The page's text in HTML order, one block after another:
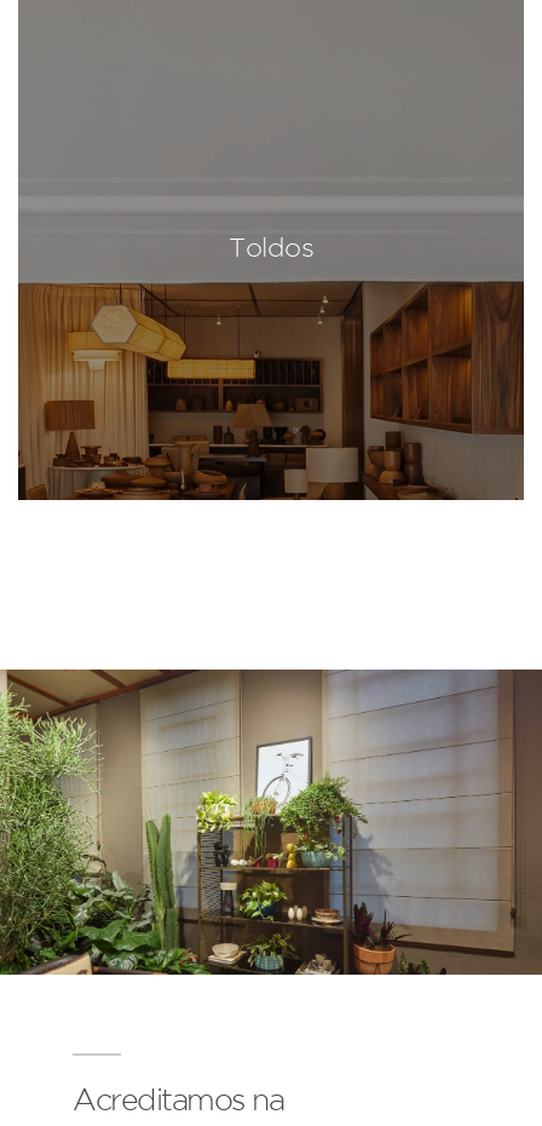
Toldos
Acreditamos na